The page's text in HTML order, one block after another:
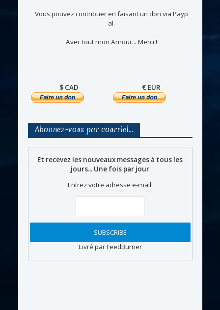
Vous pouvez contribuer en faisant un don via Payp
al.
Avec tout mon Amour... Merci !
$ CAD € EUR
Abonnez-vous par courriel…
Et recevez les nouveaux messages à tous les
jours... Une fois par jour
Entrez votre adresse e-mail:
Livré par FeedBurner